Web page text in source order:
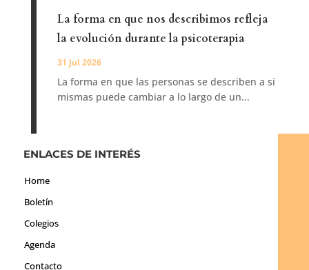
La forma en que nos describimos refleja
la evolución durante la psicoterapia
31 Jul 2026
La forma en que las personas se describen a sí
mismas puede cambiar a lo largo de un...
ENLACES DE INTERÉS
Home
Boletín
Colegios
Agenda
Contacto